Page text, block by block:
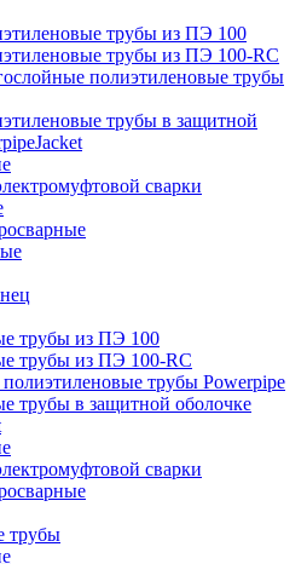
трубы из ПЭ 100
трубы из ПЭ 100-RC
полиэтиленовые трубы
трубы в защитной
сварки
трубы из ПЭ 100
трубы из ПЭ 100-RC
трубы Powerpipe
трубы в защитной оболочке
сварки
трубы